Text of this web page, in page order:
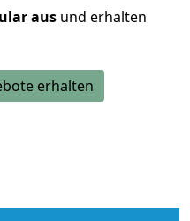
aus und erhalten
erhalten